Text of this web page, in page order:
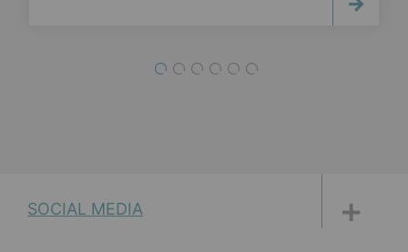
1 2 3 4 5
SOCIAL MEDIA